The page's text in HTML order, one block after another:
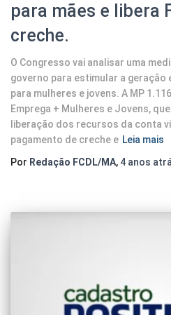
para mães e libera
creche.
O Congresso vai analisar uma
governo para estimular a geração
para mulheres e jovens. A MP
Emprega + Mulheres e Jovens,
liberação dos recursos da conta
pagamento de creche e Leia mais
Por Redação FCDL/MA, 4 anos